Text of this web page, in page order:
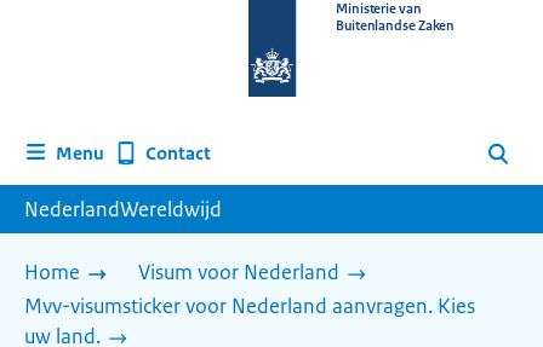
homepage
Ministerie van
Buitenlandse Zaken
Menu Contact Zoeken
NederlandWereldwijd
Home
Visum voor Nederland
Mvv-visumsticker voor Nederland aanvragen. Kies
uw land.